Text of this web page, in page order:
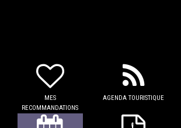
MES
RECOMMANDATIONS
AGENDA TOURISTIQUE